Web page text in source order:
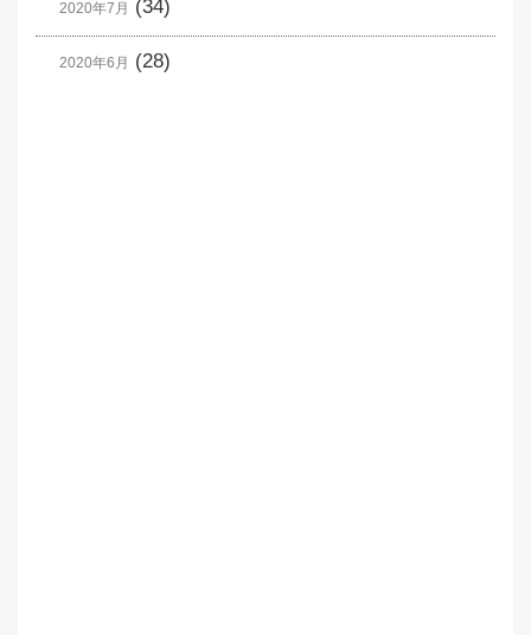
2020年7月 (34)
2020年6月 (28)